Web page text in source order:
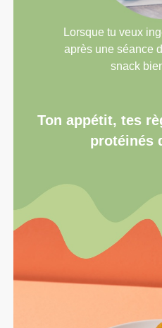
Lorsque tu veux
après une séance
snack
Ton appétit, tes
protéinés